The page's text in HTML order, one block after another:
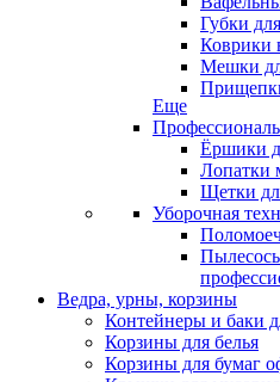
Губки
Коврики
Мешки
Еще
Ёршики
Лопатки
Щетки
Уборочная
Ведра, урны, корзины
Контейнеры и баки
Корзины для белья
Корзины для бумаг